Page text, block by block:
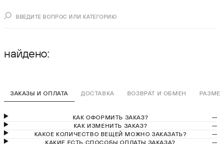
найдено:
ЗАКАЗЫ И ОПЛАТА ДОСТАВКА ВОЗВРАТ И ОБМЕН
КАК ОФОРМИТЬ ЗАКАЗ?
чтобы оформить заказ на нашем сайте, необходимо добавить
товары в корзину, далее ввести ваши данные, выбрать удобный
способ доставки и оплаты заказа. если в процессе оформления
КАК ИЗМЕНИТЬ ЗАКАЗ?
чтобы изменить состав заказа, способ его доставки и/или
оплаты, необходимо отменить заказ и оформить заново.
КАКОЕ КОЛИЧЕСТВО ВЕЩЕЙ МОЖНО ЗАКАЗАТЬ?
максимальное количество вещей в одном заказе - 10.
КАКИЕ ЕСТЬ СПОСОБЫ ОПЛАТЫ ЗАКАЗА?